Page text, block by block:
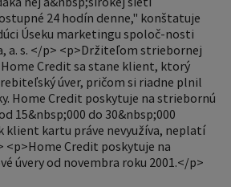
24 hodín denne," konštatuje
Úseku marketingu spoloč-nosti
a. s. </p> <p>Držiteľom striebornej
Credit sa stane klient, ktorý
úver, pričom si riadne plnil
Home Credit poskytuje na striebornú
15&nbsp;000 do 30&nbsp;000
klient kartu práve nevyužíva, neplatí
<p>Home Credit poskytuje na
úvery od novembra roku 2001.</p>